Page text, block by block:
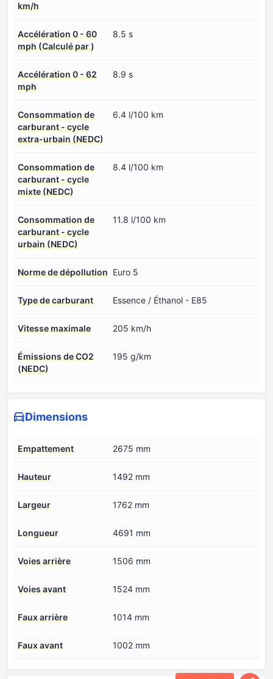
km/h
Accélération 0 - 60
mph (Calculé par )
8.5 s
Accélération 0 - 62
mph
8.9 s
Consommation de
carburant - cycle
extra-urbain (NEDC)
6.4 l/100 km
Consommation de
carburant - cycle
mixte (NEDC)
8.4 l/100 km
Consommation de
carburant - cycle
urbain (NEDC)
11.8 l/100 km
Norme de dépollution Euro 5
Type de carburant Essence / Éthanol - E85
Vitesse maximale 205 km/h
Émissions de CO2
(NEDC)
195 g/km
Dimensions
Empattement 2675 mm
Hauteur 1492 mm
Largeur 1762 mm
Longueur 4691 mm
Voies arrière 1506 mm
Voies avant 1524 mm
Faux arrière 1014 mm
Faux avant 1002 mm